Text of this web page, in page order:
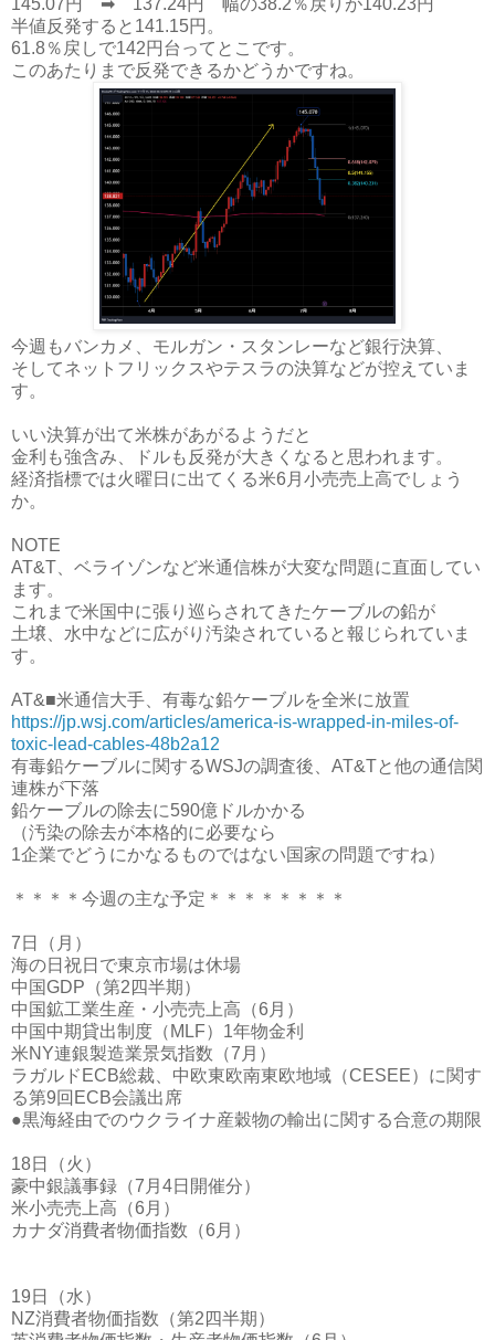
半値反発すると141.15円。
61.8％戻しで142円台ってとこです。
このあたりまで反発できるかどうかですね。
今週もバンカメ、モルガン・スタンレーなど銀行決算、
そしてネットフリックスやテスラの決算などが控えていま
す。
いい決算が出て米株があがるようだと
金利も強含み、ドルも反発が大きくなると思われます。
経済指標では火曜日に出てくる米6月小売売上高でしょう
か。
NOTE
AT&T、ベライゾンなど米通信株が大変な問題に直面してい
ます。
これまで米国中に張り巡らされてきたケーブルの鉛が
土壌、水中などに広がり汚染されていると報じられていま
す。
AT&■米通信大手、有毒な鉛ケーブルを全米に放置
https://jp.wsj.com/articles/america-is-wrapped-in-miles-of-
toxic-lead-cables-48b2a12
有毒鉛ケーブルに関するWSJの調査後、AT&Tと他の通信関
連株が下落
鉛ケーブルの除去に590億ドルかかる
（汚染の除去が本格的に必要なら
1企業でどうにかなるものではない国家の問題ですね）
＊＊＊＊今週の主な予定＊＊＊＊＊＊＊＊
7日（月）
海の日祝日で東京市場は休場
中国GDP（第2四半期）
中国鉱工業生産・小売売上高（6月）
中国中期貸出制度（MLF）1年物金利
米NY連銀製造業景気指数（7月）
ラガルドECB総裁、中欧東欧南東欧地域（CESEE）に関す
る第9回ECB会議出席
●黒海経由でのウクライナ産穀物の輸出に関する合意の期限
18日（火）
豪中銀議事録（7月4日開催分）
米小売売上高（6月）
カナダ消費者物価指数（6月）
19日（水）
NZ消費者物価指数（第2四半期）